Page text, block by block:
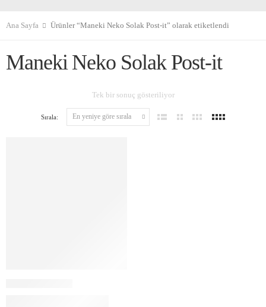
Ana Sayfa Ürünler “Maneki Neko Solak Post-it” olarak etiketlendi
Maneki Neko Solak Post-it
Tek bir sonuç gösteriliyor
Sırala: